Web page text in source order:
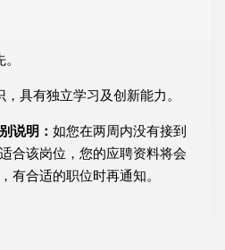
具有独立学习及创新能力。
说明： 如您在两周内没有接到
合该岗位，您的应聘资料将会
有合适的职位时再通知。